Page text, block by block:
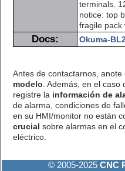
terminals.
notice: top
fragile pack
Docs:
Antes de contactarnos, anote
modelo . Además, en el
registre la información de
de alarma, condiciones de
en su HMI/monitor no están
crucial sobre alarmas en el
eléctrico.
© 2005-2025 CNC